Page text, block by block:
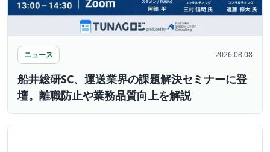
ニュース 2026.08.08
船井総研SC、運送業界の課題解決セミナーに登
壇。離職防止や業務品質向上を解説